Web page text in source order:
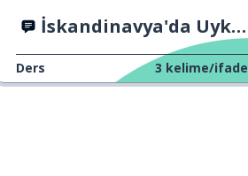
İskandinavya'da Uyku Zamanı
Ders 3 kelime/ifade